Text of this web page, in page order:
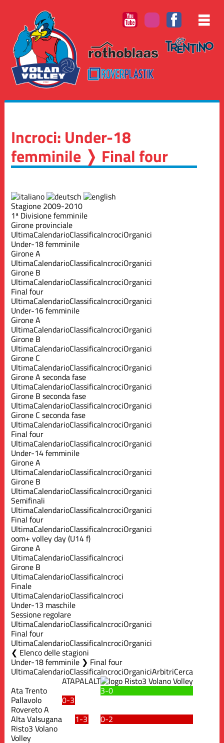
Incroci: Under-18
femminile ❭ Final four
Stagione 2009-2010
1ª Divisione femminile
Girone provinciale
UltimaCalendarioClassificaIncrociOrganici
Under-18 femminile
Girone A
UltimaCalendarioClassificaIncrociOrganici
Girone B
UltimaCalendarioClassificaIncrociOrganici
Final four
UltimaCalendarioClassificaIncrociOrganici
Under-16 femminile
Girone A
UltimaCalendarioClassificaIncrociOrganici
Girone B
UltimaCalendarioClassificaIncrociOrganici
Girone C
UltimaCalendarioClassificaIncrociOrganici
Girone A seconda fase
UltimaCalendarioClassificaIncrociOrganici
Girone B seconda fase
UltimaCalendarioClassificaIncrociOrganici
Girone C seconda fase
UltimaCalendarioClassificaIncrociOrganici
Final four
UltimaCalendarioClassificaIncrociOrganici
Under-14 femminile
Girone A
UltimaCalendarioClassificaIncrociOrganici
Girone B
UltimaCalendarioClassificaIncrociOrganici
Semifinali
UltimaCalendarioClassificaIncrociOrganici
Final four
UltimaCalendarioClassificaIncrociOrganici
oom+ volley day (U14 f)
Girone A
UltimaCalendarioClassificaIncroci
Girone B
UltimaCalendarioClassificaIncroci
Finale
UltimaCalendarioClassificaIncroci
Under-13 maschile
Sessione regolare
UltimaCalendarioClassificaIncrociOrganici
Final four
UltimaCalendarioClassificaIncrociOrganici
Elenco delle stagioni
Under-18 femminile ❯ Final four
UltimaCalendarioClassificaIncrociOrganiciArbitriCerca
ATAPALALT
Ata Trento 3-0
Pallavolo
Rovereto A
0-3
Alta Valsugana
1-3 0-2
Risto3 Volano
Volley